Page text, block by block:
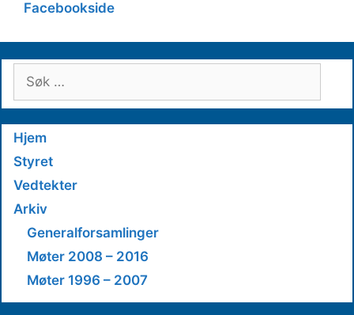
Facebookside
Søk
etter:
Hjem
Styret
Vedtekter
Arkiv
Generalforsamlinger
Møter 2008 – 2016
Møter 1996 – 2007